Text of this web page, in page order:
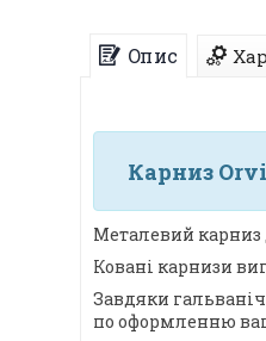
Опис
Карниз
Металевий карниз
Ковані карнизи
Завдяки
по оформленню